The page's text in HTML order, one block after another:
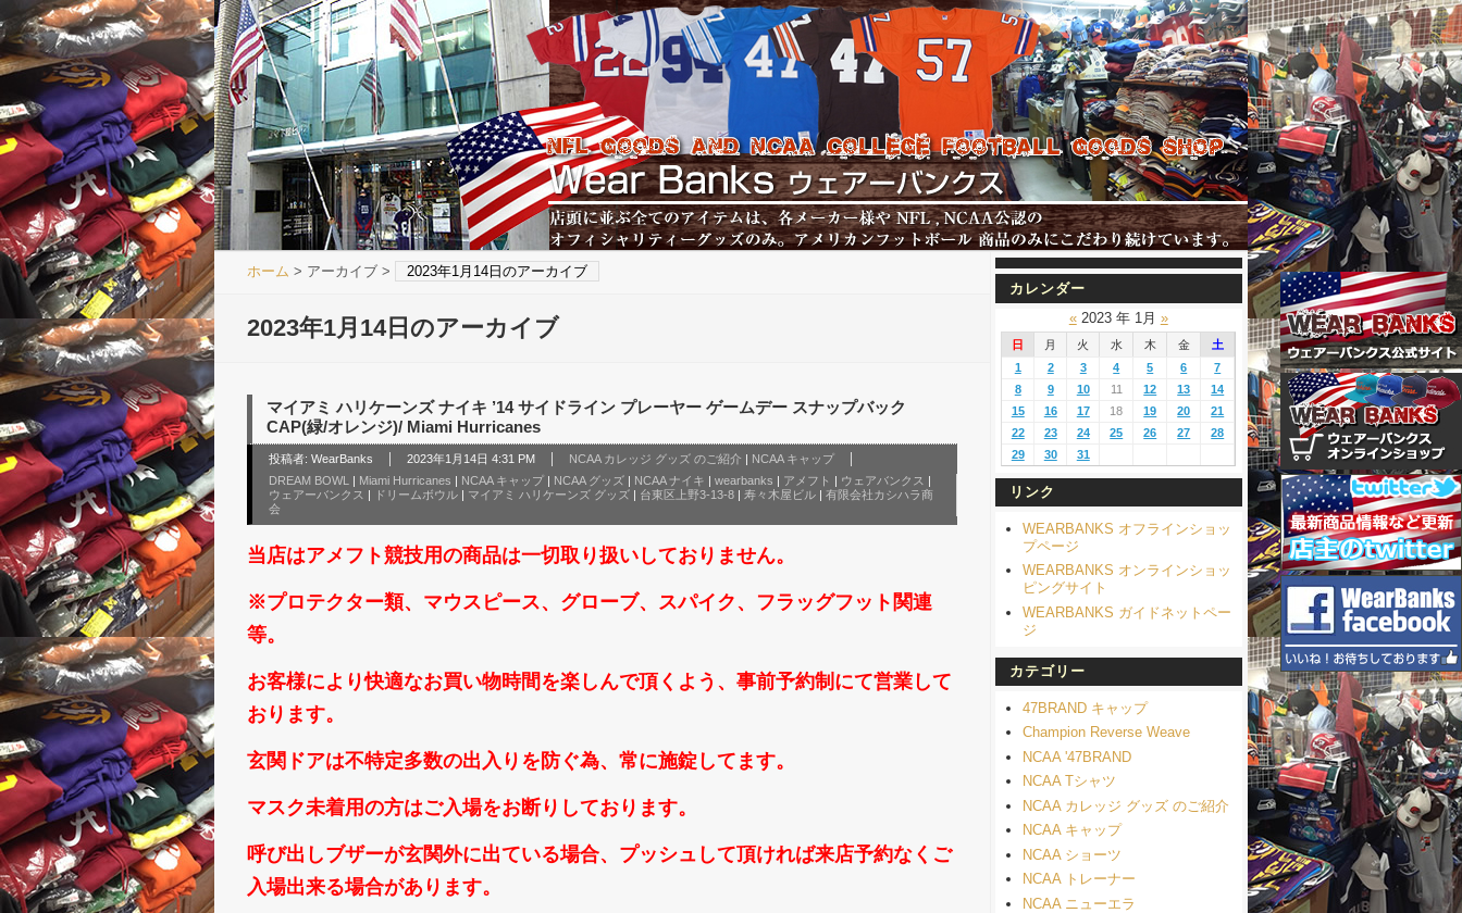
ホーム > アーカイブ > 2023年1月14日のアーカイブ
2023年1月14日のアーカイブ
マイアミ ハリケーンズ ナイキ ’14 サイドライン プレーヤー ゲームデー スナップバック
CAP(緑/オレンジ)/ Miami Hurricanes
投稿者: WearBanks 2023年1月14日 4:31 PM NCAA カレッジ グッズ のご紹介
NCAA キャップ
DREAM BOWL
| Miami Hurricanes | NCAA キャップ | NCAA グッズ | NCAA ナイキ | wearbanks | アメフト | ウェアバンクス |
ウェアーバンクス | ドリームボウル | マイアミ ハリケーンズ グッズ | 台東区上野3-13-8 | 寿々木屋ビル | 有限会社カシハラ商
会
当店はアメフト競技用の商品は一切取り扱いしておりません。
※プロテクター類、マウスピース、グローブ、スパイク、フラッグフット関連
等。
お客様により快適なお買い物時間を楽しんで頂くよう、事前予約制にて営業して
おります。
玄関ドアは不特定多数の出入りを防ぐ為、常に施錠してます。
マスク未着用の方はご入場をお断りしております。
呼び出しブザーが玄関外に出ている場合、プッシュして頂ければ来店予約なくご
入場出来る場合があります。
カレンダー
«2023 年 1月 »
日 月 火 水 木 金
土
1
2 3 4 5 6
7
8
9 10 11 12 13
14
15
16 17 18 19 20
21
22
23 24 25 26 27
28
29
30 31
リンク
WEARBANKS オフラインショッ
プページ
WEARBANKS オンラインショッ
ピングサイト
WEARBANKS ガイドネットペー
ジ
カテゴリー
47BRAND キャップ
Champion Reverse Weave
NCAA '47BRAND
NCAA Tシャツ
NCAA カレッジ グッズ のご紹介
NCAA キャップ
NCAA ショーツ
NCAA トレーナー
NCAA ニューエラ